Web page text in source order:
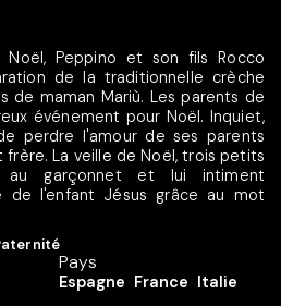
Peppino et son fils Rocco
de la traditionnelle crèche
de maman Mariù. Les parents de
événement pour Noël. Inquiet,
perdre l'amour de ses parents
La veille de Noël, trois petits
au garçonnet et lui intiment
de l'enfant Jésus grâce au mot
Pays
Espagne France Italie